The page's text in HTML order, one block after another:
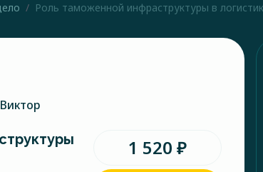
Роль таможенной инфраструктуры в
1 520 ₽